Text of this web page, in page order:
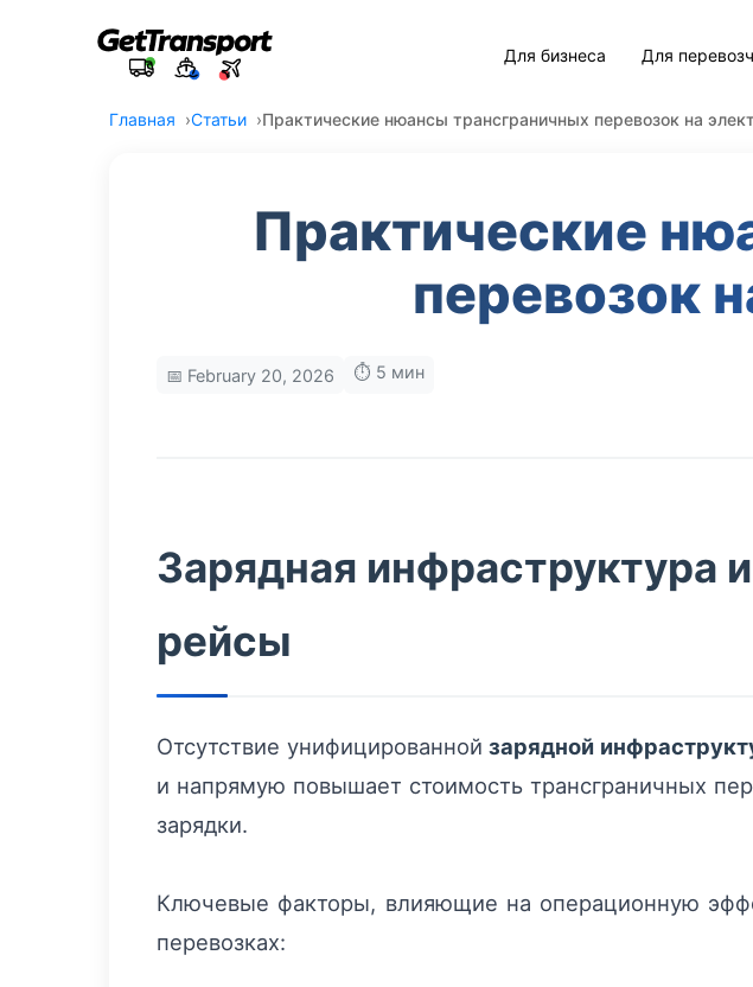
Для бизнеса Для
Главная Статьи Практические нюансы трансграничных перевозок на
Практические
перевозок
📅 February 20, 2026 ⏱️ 5 мин
Зарядная инфраструктура
рейсы
Отсутствие унифицированнойзарядной
и напрямую повышает стоимость трансграничных
зарядки.
Ключевые факторы, влияющие на операционную
перевозках: